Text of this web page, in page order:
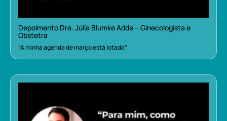
Depoimento Dra. Júlia Blumke Adde – Ginecologista e
Obstetra
“A minha agenda de março está lotada”